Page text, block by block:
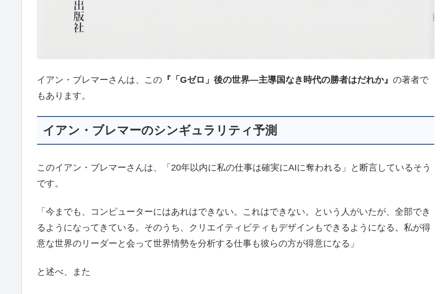
イアン・ブレマーさんは、この 『「Gゼロ」後の世界―主導国なき時代の勝者はだれか』 の著者で
もあります。
イアン・ブレマーのシンギュラリティ予測
このイアン・ブレマーさんは、「20年以内に私の仕事は確実にAIに奪われる」と断言しているそう
です。
「今までも、コンピューターにはあれはできない。これはできない。という人がいたが、全部でき
るようになってきている。そのうち、クリエイティビティもデザインもできるようになる。私が得
意な世界のリーダーと会って世界情勢を分析する仕事も彼らの方が得意になる」
と述べ、また